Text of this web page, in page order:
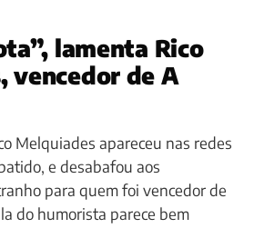
lamenta Rico
vencedor de A
Melquiades apareceu nas redes
e desabafou aos
para quem foi vencedor de
do humorista parece bem